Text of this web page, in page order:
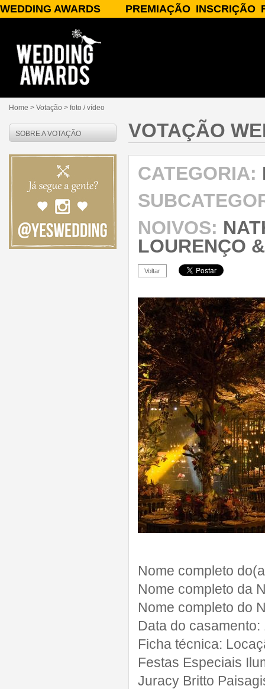
WEDDING AWARDS
PATROCÍNIO/APOIO
PARCEIROS
PUBLICIDADE
PERGUNTAS FREQUENTES
CONTATO
PREMIAÇÃO INSCRIÇÃO
Home > Votação > foto / vídeo
SOBRE A VOTAÇÃO
VOTAÇÃO
CATEGORIA:
NOIVOS:
LOURENÇO
Voltar
Nome completo
Nome completo da
Nome completo do
Data do casamento:
Ficha técnica:
Festas Especiais
Juracy Britto